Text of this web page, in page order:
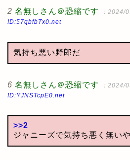
2 名無しさん＠恐縮です
：2024/
ID:57qbfbTx0.net
気持ち悪い野郎だ
6 名無しさん＠恐縮です
：2024/
ID:YJNSTcpE0.net
>>2
ジャニーズで気持ち悪く無い